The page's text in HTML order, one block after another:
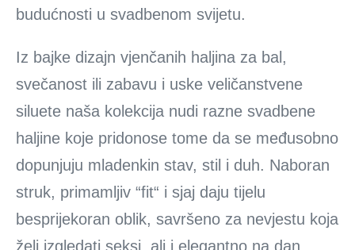
budućnosti u svadbenom svijetu.
Iz bajke dizajn vjenčanih haljina za bal,
svečanost ili zabavu i uske veličanstvene
siluete naša kolekcija nudi razne svadbene
haljine koje pridonose tome da se međusobno
dopunjuju mladenkin stav, stil i duh. Naboran
struk, primamljiv “fit“ i sjaj daju tijelu
besprijekoran oblik, savršeno za nevjestu koja
želi izgledati seksi, ali i elegantno na dan